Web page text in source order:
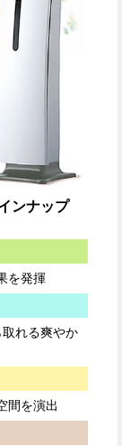
ンナップ
を発揮
れる爽やか
間を演出